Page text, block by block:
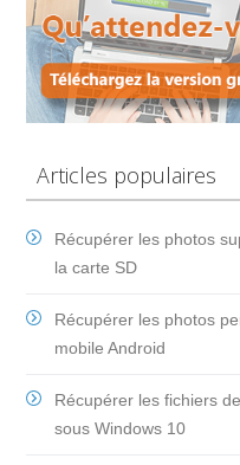
Articles populaires
Récupérer les photos
la carte SD
Récupérer les photos
mobile Android
Récupérer les fichiers
sous Windows 10